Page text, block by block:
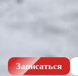
Записаться